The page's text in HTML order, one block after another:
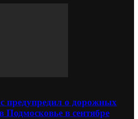
предупредил о дорожных
Подмосковье в сентябре